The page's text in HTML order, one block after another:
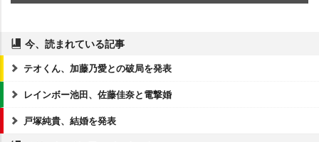
今、読まれている記事
テオくん、加藤乃愛との破局を発表
レインボー池田、佐藤佳奈と電撃婚
戸塚純貴、結婚を発表